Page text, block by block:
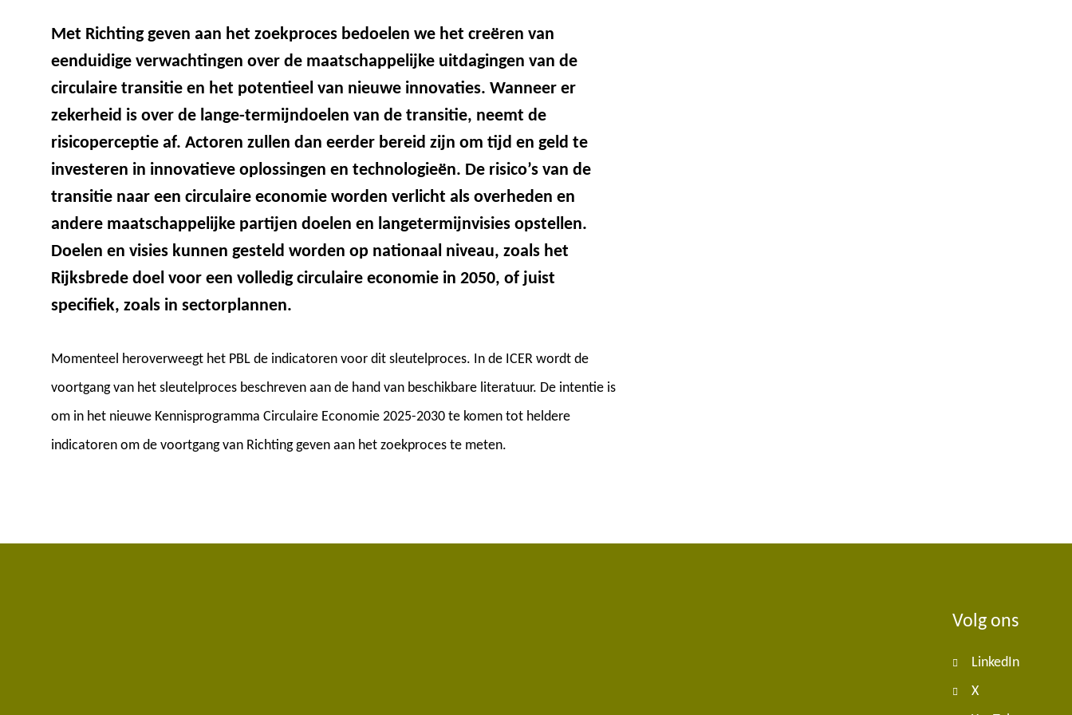
Met Richting geven aan het zoekproces bedoelen we het creëren van
eenduidige verwachtingen over de maatschappelijke uitdagingen van de
circulaire transitie en het potentieel van nieuwe innovaties. Wanneer er
zekerheid is over de lange-termijndoelen van de transitie, neemt de
risicoperceptie af. Actoren zullen dan eerder bereid zijn om tijd en geld te
investeren in innovatieve oplossingen en technologieën. De risico’s van de
transitie naar een circulaire economie worden verlicht als overheden en
andere maatschappelijke partijen doelen en langetermijnvisies opstellen.
Doelen en visies kunnen gesteld worden op nationaal niveau, zoals het
Rijksbrede doel voor een volledig circulaire economie in 2050, of juist
specifiek, zoals in sectorplannen.
Momenteel heroverweegt het PBL de indicatoren voor dit sleutelproces. In de ICER wordt de
voortgang van het sleutelproces beschreven aan de hand van beschikbare literatuur. De intentie is
om in het nieuwe Kennisprogramma Circulaire Economie 2025-2030 te komen tot heldere
indicatoren om de voortgang van Richting geven aan het zoekproces te meten.
Volg ons
LinkedIn
X